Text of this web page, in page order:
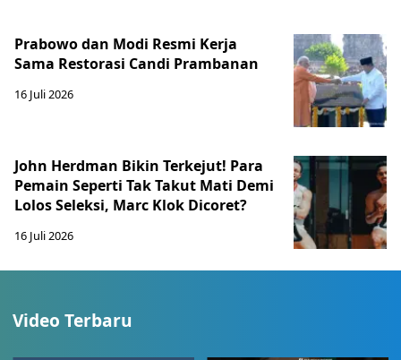
Prabowo dan Modi Resmi Kerja
Sama Restorasi Candi Prambanan
16 Juli 2026
John Herdman Bikin Terkejut! Para
Pemain Seperti Tak Takut Mati Demi
Lolos Seleksi, Marc Klok Dicoret?
16 Juli 2026
Video Terbaru